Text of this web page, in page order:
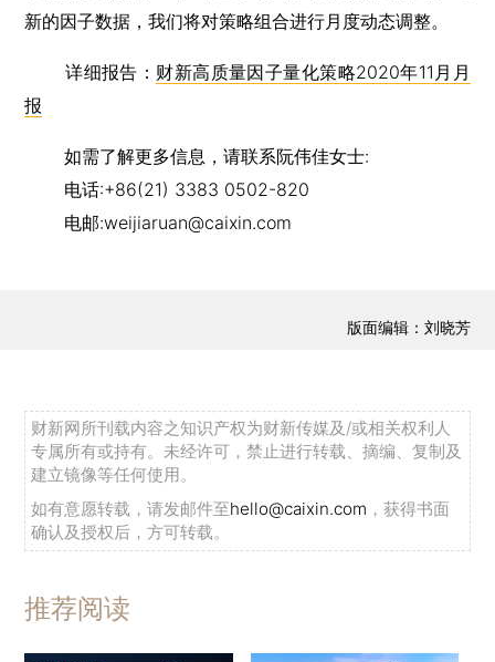
新的因子数据，我们将对策略组合进行月度动态调整。
详细报告： 财新高质量因子量化策略2020年11月月
报
如需了解更多信息，请联系阮伟佳女士:
电话:+86(21) 3383 0502-820
电邮:weijiaruan@caixin.com
版面编辑：刘晓芳
财新网所刊载内容之知识产权为财新传媒及/或相关权利人
专属所有或持有。未经许可，禁止进行转载、摘编、复制及
建立镜像等任何使用。
如有意愿转载，请发邮件至hello@caixin.com ，获得书面
确认及授权后，方可转载。
推荐阅读